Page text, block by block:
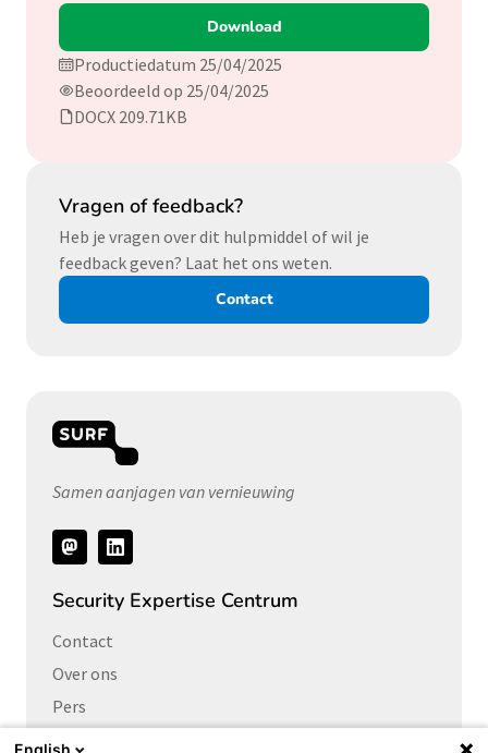
Download
Productiedatum 25/04/2025
Beoordeeld op 25/04/2025
DOCX 209.71KB
Vragen of feedback?
Heb je vragen over dit hulpmiddel of wil je
feedback geven? Laat het ons weten.
Contact
Samen aanjagen van vernieuwing
Volg
ons
Security Expertise Centrum
Contact
Over ons
Pers
Vacatures
English